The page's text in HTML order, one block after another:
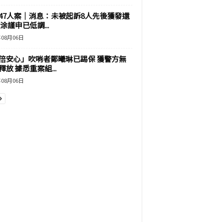
人案｜消息：未被起訴8人先後獲發還
謹申已低調...
月06日
安心」吹哨者鄭曦琳已踢保 獲警方無
放 據悉重案組...
月06日